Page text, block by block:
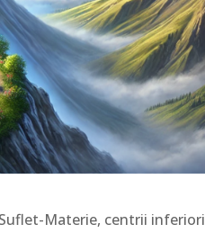
Materie, centrii inferiori